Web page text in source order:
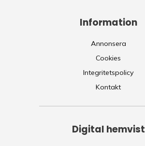
Information
Annonsera
Cookies
Integritetspolicy
Kontakt
Digital hemvist